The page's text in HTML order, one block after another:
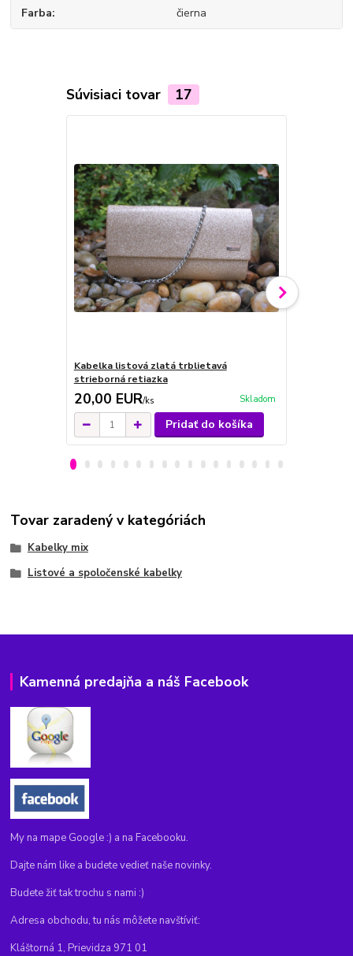
Farba čierna
Súvisiaci tovar 17
Kabelka listová zlatá trblietavá
strieborná retiazka
20,00 EUR/ks Skladom
Pridať do košíka
Tovar zaradený v kategóriách
Kabelky mix
Listové a spoločenské kabelky
Kamenná predajňa a náš Facebook
My na mape Google :) a na Facebooku.
Dajte nám like a budete vedieť naše novinky.
Budete žiť tak trochu s nami :)
Adresa obchodu, tu nás môžete navštíviť:
Kláštorná 1, Prievidza 971 01